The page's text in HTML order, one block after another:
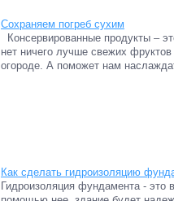
Сохраняем погреб сухим
Консервированные продукты –
нет ничего лучше свежих
огороде. А поможет нам
Как сделать гидроизоляцию
Гидроизоляция фундамента - это